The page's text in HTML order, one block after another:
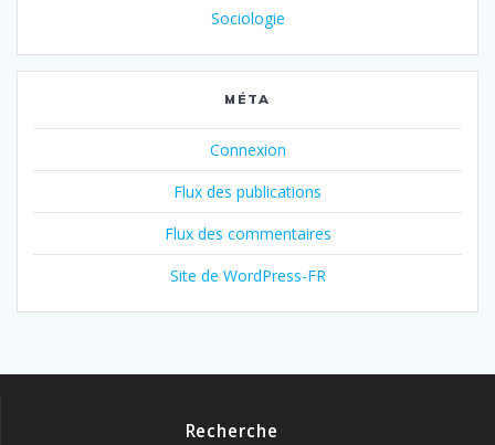
Sociologie
MÉTA
Connexion
Flux des publications
Flux des commentaires
Site de WordPress-FR
Recherche